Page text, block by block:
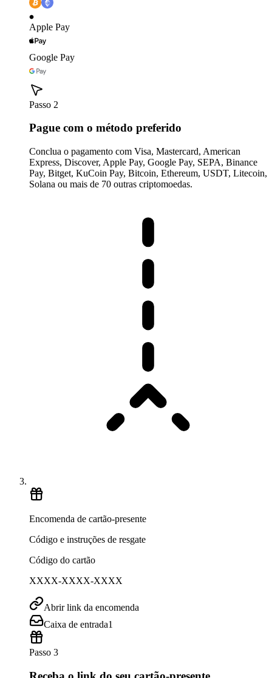
Apple Pay
Google Pay
Passo 2
Pague com o método preferido
Conclua o pagamento com Visa, Mastercard, American
Express, Discover, Apple Pay, Google Pay, SEPA, Binance
Pay, Bitget, KuCoin Pay, Bitcoin, Ethereum, USDT, Litecoin,
Solana ou mais de 70 outras criptomoedas.
Encomenda de cartão-presente
Código e instruções de resgate
Código do cartão
XXXX-XXXX-XXXX
Abrir link da encomenda
Caixa de entrada1
Passo 3